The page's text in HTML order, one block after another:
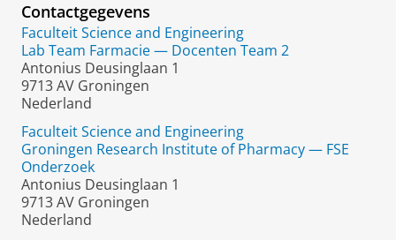
Contactgegevens
Faculteit Science and Engineering
Lab Team Farmacie — Docenten Team 2
Antonius Deusinglaan 1
9713 AV Groningen
Nederland
Faculteit Science and Engineering
Groningen Research Institute of Pharmacy — FSE
Onderzoek
Antonius Deusinglaan 1
9713 AV Groningen
Nederland